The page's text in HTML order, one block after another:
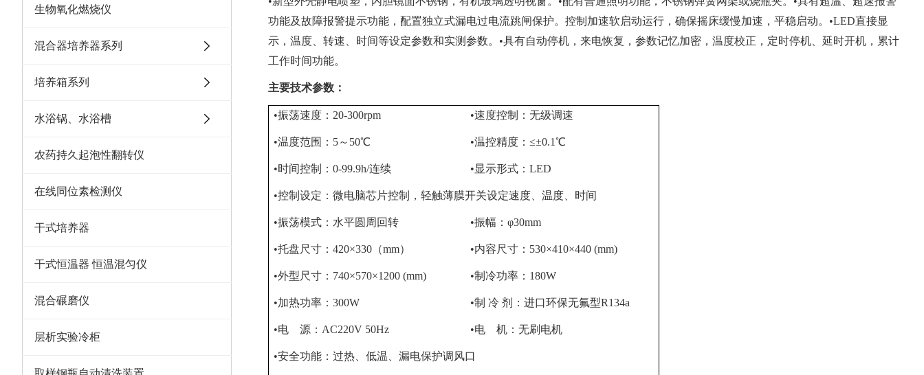
生物氧化燃烧仪
混合器培养器系列
培养箱系列
水浴锅、水浴槽
农药持久起泡性翻转仪
在线同位素检测仪
干式培养器
干式恒温器 恒温混匀仪
混合碾磨仪
层析实验冷柜
功能及故障报警提示功能，配置独立式漏电过电流跳闸保护。控制加速软启动运行，确保摇床缓慢加速，平稳启动。•LED直接显
示，温度、转速、时间等设定参数和实测参数。•具有自动停机，来电恢复，参数记忆加密，温度校正，定时停机、延时开机，累计
工作时间功能。
主要技术参数：
•振荡速度：20-300rpm •速度控制：无级调速
•温度范围：5～50℃ •温控精度：≤±0.1℃
•时间控制：0-99.9h/连续 •显示形式：LED
•控制设定：微电脑芯片控制，轻触薄膜开关设定速度、温度、时间
•振荡模式：水平圆周回转 •振幅：φ30mm
•托盘尺寸：420×330（mm） •内容尺寸：530×410×440 (mm)
•外型尺寸：740×570×1200 (mm) •制冷功率：180W
•加热功率：300W •制 冷 剂：进口环保无氟型R134a
•电 源：AC220V 50Hz •电 机：无刷电机
•安全功能：过热、低温、漏电保护调风口